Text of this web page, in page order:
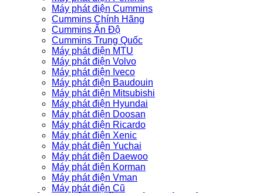
Máy phát điện Cummins
Cummins Chính Hãng
Cummins Ấn Độ
Cummins Trung Quốc
Máy phát điện MTU
Máy phát điện Volvo
Máy phát điện Iveco
Máy phát điện Baudouin
Máy phát điện Mitsubishi
Máy phát điện Hyundai
Máy phát điện Doosan
Máy phát điện Ricardo
Máy phát điện Xenic
Máy phát điện Yuchai
Máy phát điện Daewoo
Máy phát điện Korman
Máy phát điện Vman
Máy phát điện Cũ